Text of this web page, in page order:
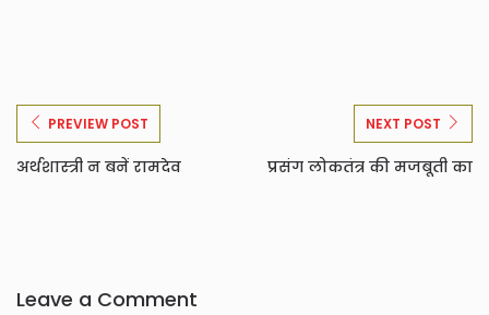
PREVIEW POST
अर्थशास्त्री न बनें रामदेव
NEXT POST
प्रसंग लोकतंत्र की मजबूती का
Leave a Comment